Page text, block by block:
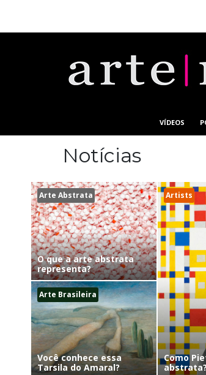
VÍDEOS
Notícias
Arte Abstrata
O que a arte abstrata
representa?
Arte Brasileira
Você conhece essa
Tarsila do Amaral?
Artists
Como
abstrata?